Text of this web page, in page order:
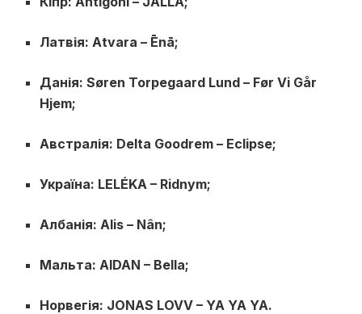
Латвія: Atvara – Ēnā;
Данія: Søren Torpegaard Lund – Før Vi Går
Hjem;
Австралія: Delta Goodrem – Eclipse;
Україна: LELÉKA – Ridnym;
Албанія: Alis – Nân;
Мальта: AIDAN – Bella;
Норвегія: JONAS LOVV – YA YA YA.